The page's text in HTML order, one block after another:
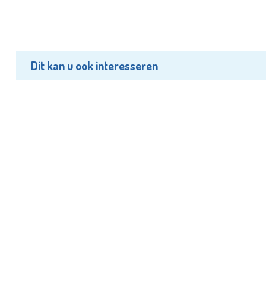
Dit kan u ook interesseren